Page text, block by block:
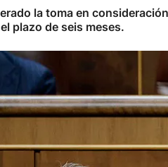
la toma en
plazo de seis meses.